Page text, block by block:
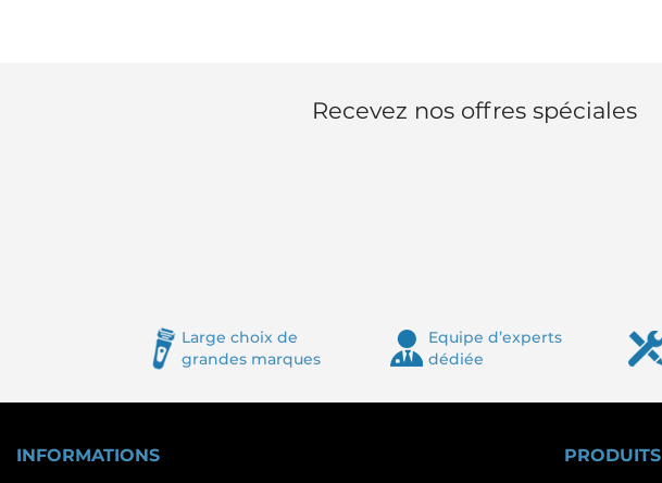
Recevez nos offres spéciales
Large choix de
grandes marques
Equipe d’experts
dédiée
INFORMATIONS PRODUITS